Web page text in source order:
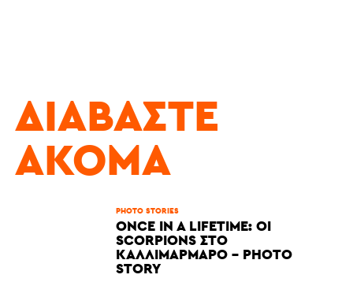
ΔΙΑΒΆΣΤΕ
ΑΚΌΜΑ
PHOTO STORIES
ONCE IN A LIFETIME: ΟΙ
SCORPIONS ΣΤΟ
ΚΑΛΛΙΜΆΡΜΑΡΟ - PHOTO
STORY